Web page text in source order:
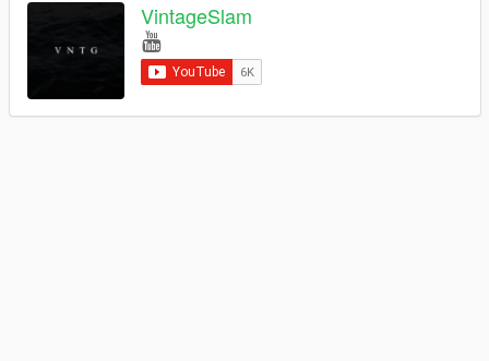
VintageSlam